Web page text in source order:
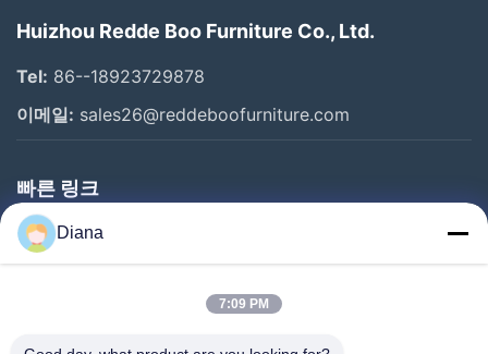
Huizhou Redde Boo Furniture Co., Ltd.
Tel: 86--18923729878
이메일: sales26@reddeboofurniture.com
빠른 링크
홈
제품 소개
회사 소개
Diana
7:09 PM